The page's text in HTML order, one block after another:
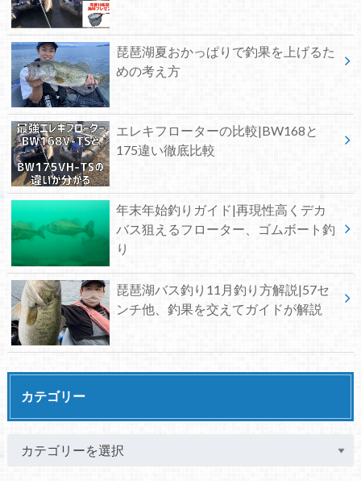
琵琶湖夏おかっぱりで釣果を上げるた
めの考え方
エレキフローターの比較|BW168と
175違い徹底比較
年末年始釣りガイド|再現性高くデカ
バス狙えるフローター、ゴムボート釣
り
琵琶湖バス釣り11月釣り方解説|57セ
ンチ他、釣果を交えてガイドが解説
カテゴリー